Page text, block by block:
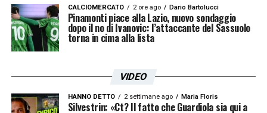
CALCIOMERCATO 2 ore ago Dario Bartolucci
Pinamonti piace alla Lazio, nuovo sondaggio
dopo il no di Ivanovic: l’attaccante del Sassuolo
torna in cima alla lista
VIDEO
HANNO DETTO 2 settimane ago Maria Floris
Silvestrin: «Ct? Il fatto che Guardiola sia qui a